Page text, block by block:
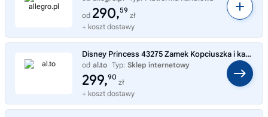
od 290,59
zł
+ koszt dostawy
Disney Princess 43275 Zamek Kopciuszka i kareta
od al.to Typ: Sklep internetowy
299,90
zł
+ koszt dostawy